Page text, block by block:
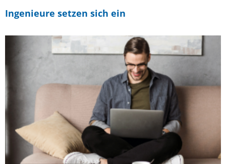
Ingenieure setzen sich ein